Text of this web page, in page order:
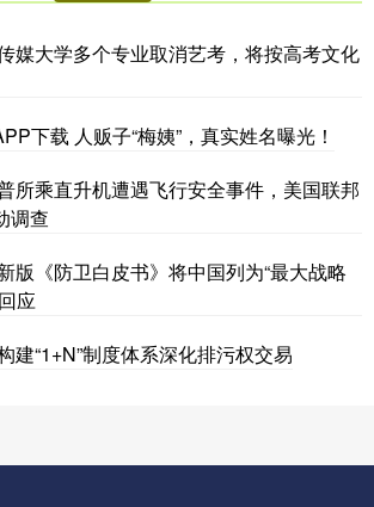
媒大学多个专业取消艺考，将按高考文化
下载 人贩子“梅姨”，真实姓名曝光！
所乘直升机遭遇飞行安全事件，美国联邦
调查
版《防卫白皮书》将中国列为“最大战略
应
建“1+N”制度体系深化排污权交易